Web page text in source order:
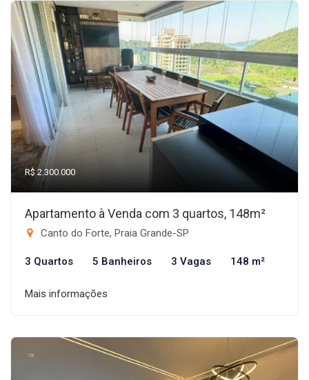
R$ 2.300.000
Apartamento à Venda com 3 quartos, 148m²
Canto do Forte, Praia Grande-SP
3 Quartos 5 Banheiros 3 Vagas 148 m²
Mais informações